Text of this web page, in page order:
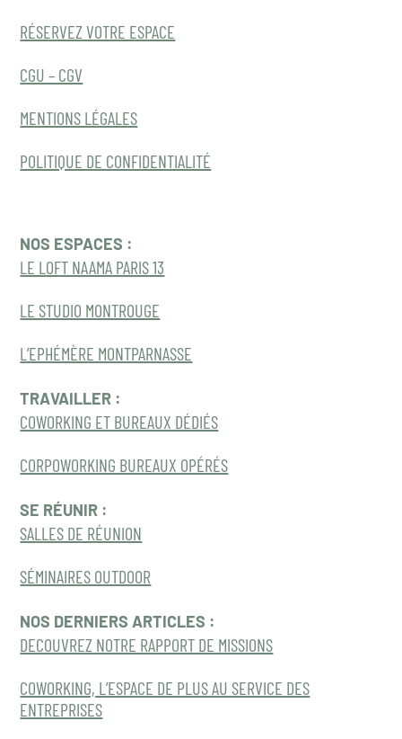
RÉSERVEZ VOTRE ESPACE
CGU – CGV
MENTIONS LÉGALES
POLITIQUE DE CONFIDENTIALITÉ
NOS ESPACES :
LE LOFT NAAMA PARIS 13
LE STUDIO MONTROUGE
L’EPHÉMÈRE MONTPARNASSE
TRAVAILLER :
COWORKING ET BUREAUX DÉDIÉS
CORPOWORKING BUREAUX OPÉRÉS
SE RÉUNIR :
SALLES DE RÉUNION
SÉMINAIRES OUTDOOR
NOS DERNIERS ARTICLES :
DECOUVREZ NOTRE RAPPORT DE MISSIONS
COWORKING, L’ESPACE DE PLUS AU SERVICE DES
ENTREPRISES